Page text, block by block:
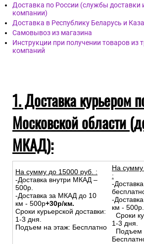
Доставка по России (службы доставки
компании)
Доставка в Республику Беларусь и
Самовывоз из магазина
Инструкции при получении товаров из
компаний
1. Доставка курьером
Московской области
МКАД):
На сумму до 15000 руб. :
-Доставка внутри МКАД –
500р.
-Доставка за МКАД до 10
км - 500р+30р/км.
Сроки курьерской доставки:
1-3 дня.
Подъем на этаж: Бесплатно
На
:
-
-
км - 500р.
Сроки
1-3 дня.
Подъем